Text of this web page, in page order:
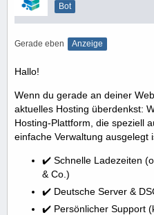
Bot
Gerade eben Anzeige
Hallo!
Wenn du gerade an deiner
aktuelles Hosting überdenkst:
Hosting-Plattform, die speziell
einfache Verwaltung ausgelegt
✔️ Schnelle Ladezeiten
& Co.)
✔️ Deutsche Server &
✔️ Persönlicher Support